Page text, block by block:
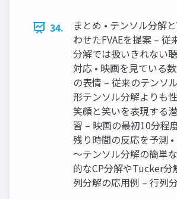
34.
まとめ • テンソル分解
わせたFVAEを提案 – 従
分解では扱いきれない
対応 • 映画を見ている
の表情 – 従来のテンソ
形テンソル分解よりも
笑顔と笑いを表現する
習 – 映画の最初10分程
残り時間の反応を予測
～テンソル分解の簡単
的なCP分解やTucker分
列分解の応用例 – 行列